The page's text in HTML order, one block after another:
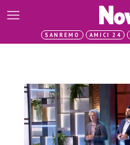
SANREMO AMICI 24